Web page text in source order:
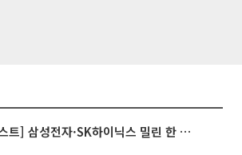
[베스트&워스트] 삼성전자·SK하이닉스 밀린 한 주…상상인증권은 85% 급등